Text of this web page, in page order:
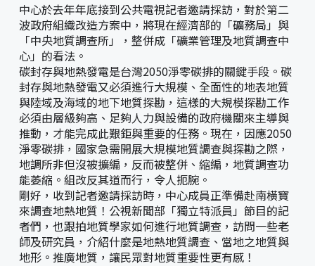
中心於去年年底接到公共電視記者邀請採訪，對於第二
波政府組織改造方案中，將現在經濟部的「礦務局」與
「中央地質調查所」，整併成「礦業管理及地質調查中
心」的看法。
碳封存與地熱發電是台灣2050淨零碳排的關鍵手段。碳
封存與地熱發電又必須進行大規模、全面性的地表地質
與陸域及海域的地下地質探勘，這樣的大規模探勘工作
必須由層級夠高、足夠人力與設備的政府機關來主導與
推動，才能完成此艱鉅與重要的任務。現在，因應2050
淨零碳排，國家急需開展大規模地質調查與探勘之際，
地調所非但沒被擴編，反而被整併、縮編，地質調查功
能萎縮。組改反其道而行，令人扼腕。
剛好，收到記者邀請採訪時，中心成員正準備赴南橫寶
來調查地熱地質！公視新聞部「獨立特派員」節目的記
者們，也跟拍地質學家如何進行地質調查，訪問一些老
師及研究員，介紹什麼是地熱地質調查、當地之地質與
地形。推廣地質，讓民眾對地質重要性更有感！